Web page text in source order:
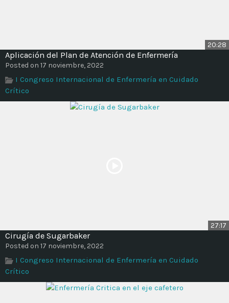
20:28
Aplicación del Plan de Atención de Enfermería
Posted on 17 noviembre, 2022
I Congreso Internacional de Enfermería en Cuidado
Crítico
27:17
Cirugía de Sugarbaker
Posted on 17 noviembre, 2022
I Congreso Internacional de Enfermería en Cuidado
Crítico